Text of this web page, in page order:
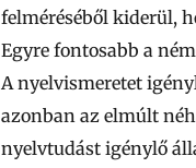
felméréséből kiderül,
Egyre fontosabb a
A nyelvismeretet
azonban az elmúlt
nyelvtudást igénylő